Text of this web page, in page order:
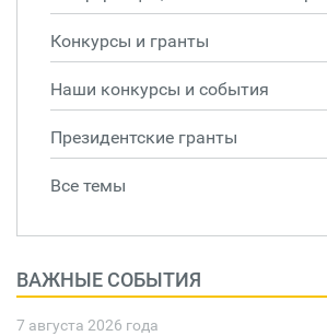
Конкурсы и гранты
Наши конкурсы и события
Президентские гранты
Все темы
ВАЖНЫЕ СОБЫТИЯ
7 августа 2026 года